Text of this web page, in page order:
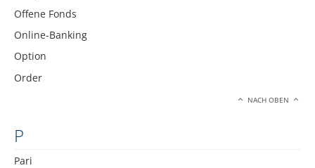
Offene Fonds
Online-Banking
Option
Order
NACH OBEN
P
Pari